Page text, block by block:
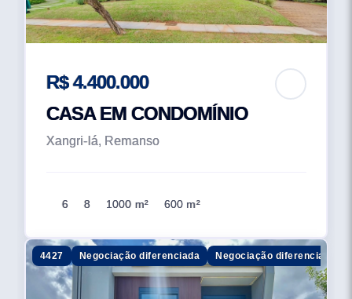
R$ 4.400.000
CASA EM CONDOMÍNIO
Xangri-lá, Remanso
6 8 1000 m² 600 m²
4427 Negociação diferenciada Negociação diferenciada